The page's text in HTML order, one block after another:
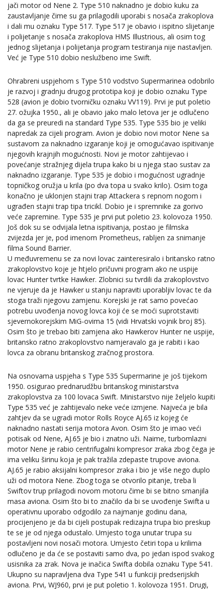
jači motor od Nene 2. Type 510 naknadno je dobio kuku za
zaustavljanje čime su ga prilagodili uporabi s nosača zrakoplova
i dali mu oznaku Type 517. Type 517 je obavio i ispitno slijetanje
i polijetanje s nosača zrakoplova HMS Illustrious, ali osim tog
jednog slijetanja i polijetanja program testiranja nije nastavljen.
Već je Type 510 dobio neslužbeno ime Swift.
Ohrabreni uspjehom s Type 510 vodstvo Supermarinea odobrilo
je razvoj i gradnju drugog prototipa koji je dobio oznaku Type
528 (avion je dobio tvorničku oznaku VV119). Prvi je put poletio
27. ožujka 1950., ali je obavio jako malo letova jer je odlučeno
da ga se preuredi na standard Type 535. Type 535 bio je veliki
napredak za cijeli program. Avion je dobio novi motor Nene sa
sustavom za naknadno izgaranje koji je omogućavao ispitivanje
njegovih krajnjih mogućnosti. Novi je motor zahtijevao i
povećanje stražnjeg dijela trupa kako bi u njega stao sustav za
naknadno izgaranje. Type 535 je dobio i mogućnost ugradnje
topničkog oružja u krila (po dva topa u svako krilo). Osim toga
konačno je uklonjen stajni trap Attackera s repnom nogom i
ugrađen stajni trap tipa tricikl. Dobio je i spremnike za gorivo
veće zapremine. Type 535 je prvi put poletio 23. kolovoza 1950.
Još dok su se odvijala letna ispitivanja, postao je filmska
zvijezda jer je, pod imenom Prometheus, rabljen za snimanje
filma Sound Barrier.
U međuvremenu se za novi lovac zainteresiralo i britansko ratno
zrakoplovstvo koje je htjelo pričuvni program ako ne uspije
lovac Hunter tvrtke Hawker. Zlobnici su tvrdili da zrakoplovstvo
ne vjeruje da je Hawker u stanju napraviti uporabljiv lovac te da
stoga traži njegovu zamjenu. Korejski je rat samo povećao
potrebu uvođenja novog lovca koji će se moći suprotstaviti
sjevernokorejskim MiG-ovima 15 (vidi Hrvatski vojnik broj 85).
Osim što je trebao biti zamjena ako Hawkerov Hunter ne uspije,
britansko ratno zrakoplovstvo namjeravalo ga je rabiti i kao
lovca za obranu britanskog zračnog prostora.
Na osnovama uspjeha s Type 535 Supermarine je još tijekom
1950. osigurao prednarudžbu britanskog ministarstva
zrakoplovstva za 100 lovaca Swift. Ministarstvo nije željelo kupiti
Type 535 već je zahtijevalo neke veće izmjene. Najveća je bila
zahtjev da se ugradi motor Rolls Royce AJ.65 iz kojeg će
naknadno nastati serija motora Avon. Osim što je imao veći
potisak od Nene, AJ.65 je bio i znatno uži. Naime, turbomlazni
motor Nene je rabio centrifugalni kompresor zraka zbog čega je
ima veliku širinu koja je pak tražila zdepaste trupove aviona.
AJ.65 je rabio aksijalni kompresor zraka i bio je više nego duplo
uži od motora Nene. Zbog toga se otvorilo pitanje, treba li
Swiftov trup prilagodi novom motoru čime bi se bitno smanjila
masa aviona. Osim što bi to značilo da bi se uvođenje Swifta u
operativnu uporabo odgodilo za najmanje godinu dana,
procijenjeno je da bi cijeli postupak redizajna trupa bio preskup
te se je od njega odustalo. Umjesto toga unutar trupa su
postavljeni novi nosači motora. Umjesto četiri topa u krilima
odlučeno je da će se postaviti samo dva, po jedan ispod svakog
usisnika za zrak. Nova je inačica Swifta dobila oznaku Type 541.
Ukupno su napravljena dva Type 541 u funkciji predserijskih
aviona. Prvi, WJ960, prvi je put poletio 1. kolovoza 1951. Drugi,